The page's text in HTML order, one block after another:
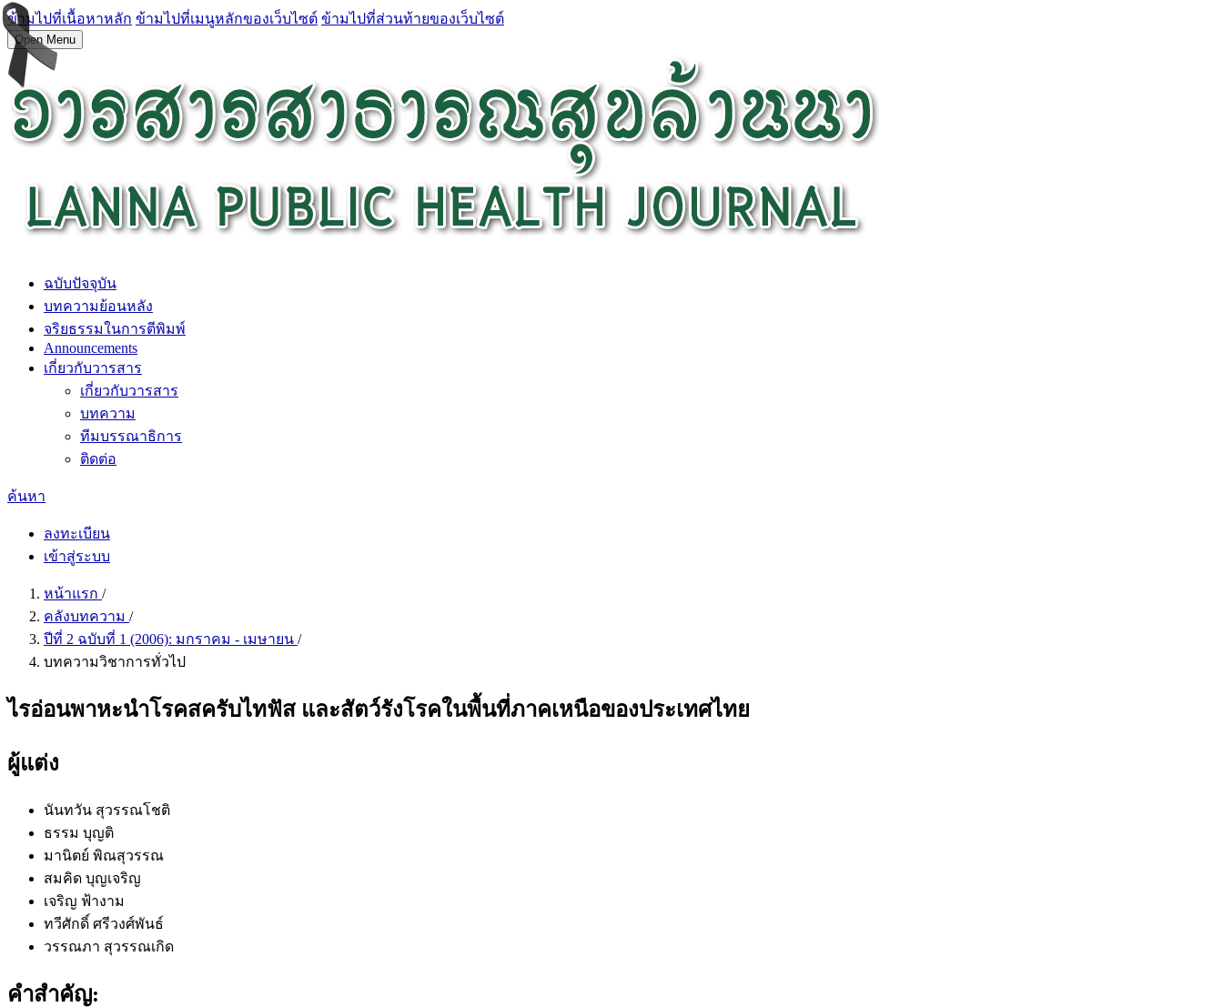
ข้ามไปที่เนื้อหาหลัก ข้ามไปที่เมนูหลักของเว็บไซต์ ข้ามไปที่ส่วนท้ายของเว็บไซต์
Open Menu
ฉบับปัจจุบัน
บทความย้อนหลัง
จริยธรรมในการตีพิมพ์
Announcements
เกี่ยวกับวารสาร
เกี่ยวกับวารสาร
บทความ
ทีมบรรณาธิการ
ติดต่อ
ค้นหา
ลงทะเบียน
เข้าสู่ระบบ
หน้าแรก /
คลังบทความ /
ปีที่ 2 ฉบับที่ 1 (2006): มกราคม - เมษายน /
บทความวิชาการทั่วไป
ไรอ่อนพาหะนำโรคสครับไทฟัส และสัตว์รังโรคในพื้นที่ภาคเหนือของประเทศไทย
ผู้แต่ง
นันทวัน สุวรรณโชติ
ธรรม บุญติ
มานิตย์ พิณสุวรรณ
สมคิด บุญเจริญ
เจริญ ฟ้างาม
ทวีศักดิ์ ศรีวงศ์พันธ์
วรรณภา สุวรรณเกิด
คำสำคัญ: